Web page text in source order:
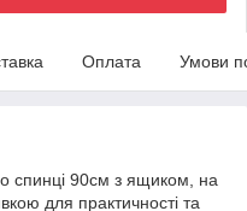
Оплата Умови
спинці 90см з ящиком, на
для практичності та